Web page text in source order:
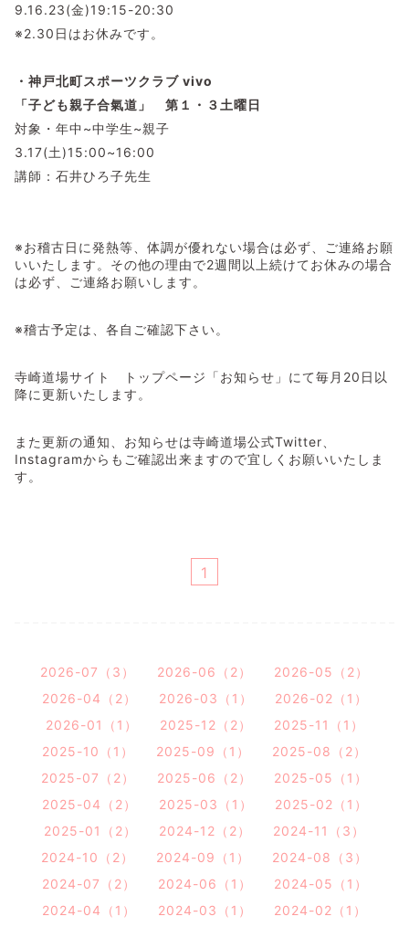
9.16.23(金)19:15-20:30
※2.30日はお休みです。
・神戸北町スポーツクラブ vivo
「子ども親子合氣道」 第１・３土曜日
対象・年中~中学生~親子
3.17(土)15:00~16:00
講師：石井ひろ子先生
※お稽古日に発熱等、体調が優れない場合は必ず、ご連絡お願
いいたします。その他の理由で2週間以上続けてお休みの場合
は必ず、ご連絡お願いします。
※稽古予定は、各自ご確認下さい。
寺崎道場サイト トップページ「お知らせ」にて毎月20日以
降に更新いたします。
また更新の通知、お知らせは寺崎道場公式Twitter、
Instagramからもご確認出来ますので宜しくお願いいたしま
す。
1
2026-07（3） 2026-06（2）
2026-05（2）
2026-04（2）
2026-03（1）
2026-02（1）
2026-01（1）
2025-12（2）
2025-11（1）
2025-10（1）
2025-09（1）
2025-08（2）
2025-07（2）
2025-06（2）
2025-05（1）
2025-04（2）
2025-03（1）
2025-02（1）
2025-01（2）
2024-12（2）
2024-11（3）
2024-10（2）
2024-09（1）
2024-08（3）
2024-07（2）
2024-06（1）
2024-05（1）
2024-04（1）
2024-03（1）
2024-02（1）